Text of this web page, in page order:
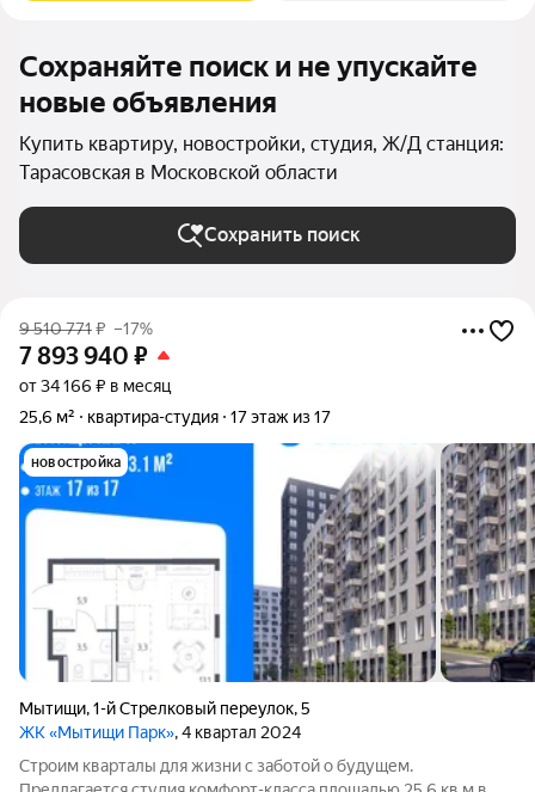
Сохраняйте поиск и не упускайте
новые объявления
Купить квартиру, новостройки, студия, Ж/Д станция:
Тарасовская в Московской области
Сохранить поиск
9 510 771₽ –17%
7 893 940 ₽
от 34 166 ₽ в месяц
25,6 м²
квартира-студия 17 этаж из 17
новостройка
Мытищи,1-й Стрелковый переулок,5
ЖК «Мытищи Парк», 4 квартал 2024
Строим кварталы для жизни с заботой о будущем.